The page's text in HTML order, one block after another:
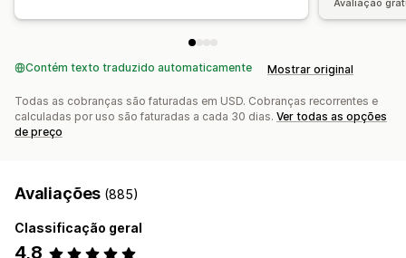
Avaliação
Contém texto traduzido automaticamente Mostrar original
Todas as cobranças são faturadas em USD. Cobranças recorrentes e
calculadas por uso são faturadas a cada 30 dias. Ver todas as opções
de preço
Avaliações (885)
Classificação geral
4,8